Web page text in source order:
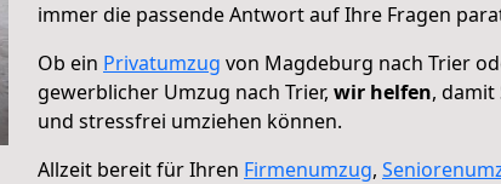
immer die passende Antwort auf Ihre Fragen
Ob ein Privatumzug von Magdeburg nach Trier
gewerblicher Umzug nach Trier, wir helfen, damit
und stressfrei umziehen können.
Allzeit bereit für Ihren Firmenumzug,